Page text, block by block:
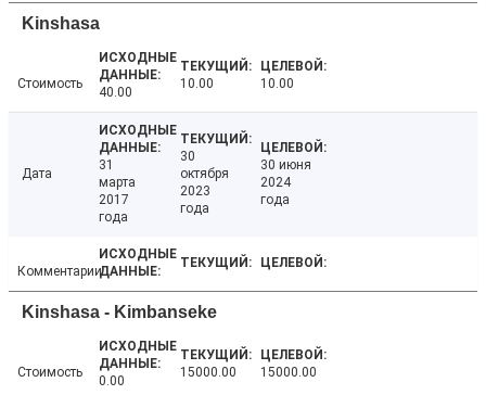
Kinshasa
Стоимость
40.00
10.00 10.00
Дата
31
марта
2017
года
30
октября
2023
года
30 июня
2024
года
Комментарии
Kinshasa - Kimbanseke
Стоимость
0.00
15000.00 15000.00